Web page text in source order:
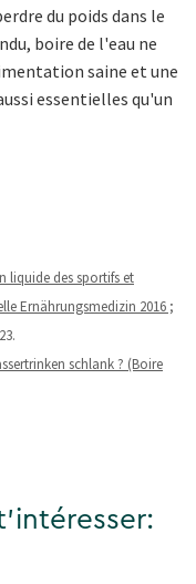
du poids dans le
boire de l'eau ne
saine et une
essentielles qu'un
liquide des sportifs et
Ernährungsmedizin 2016 ;
schlank ? (Boire